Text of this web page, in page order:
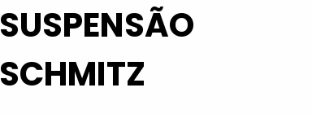
SUSPENSÃO
SCHMITZ